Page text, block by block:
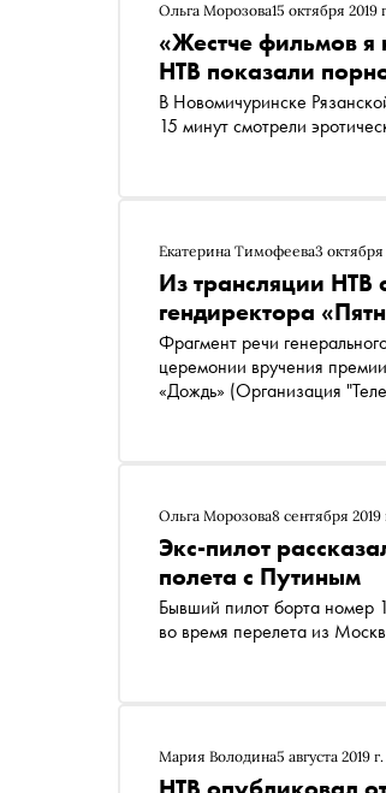
Ольга Морозова15 октября 2019
«Жестче фильмов я
НТВ показали
В Новомичуринске Рязанской области пользователи провайдера
15 минут смотрели
Екатерина Тимофеева3 октября
Из трансляции
гендиректора
Фрагмент речи
церемонии вручения
«Дождь» (Организация
Ольга Морозова8 сентября 2019
Экс-пилот
полета с Путиным
Бывший пилот борта номер 1
во время перелета из
Мария Володина5 августа 2019 г.